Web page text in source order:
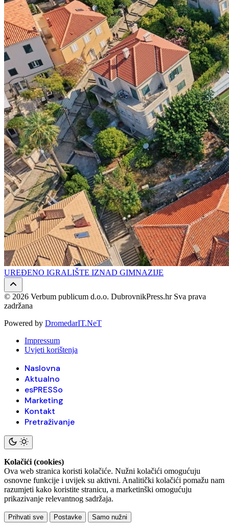
UREĐENO IGRALIŠTE IZNAD GIMNAZIJE
© 2026 Verbum publicum d.o.o. DubrovnikPress.hr Sva prava
zadržana
Powered by DromedarIT.NeT
Impressum
Uvjeti korištenja
Naslovna
Aktualno
esPRESSo
Marketing
Kontakt
Pretraživanje
Kolačići (cookies)
Ova web stranica koristi kolačiće. Nužni kolačići omogućuju
osnovne funkcije i uvijek su aktivni. Analitički kolačići pomažu nam
razumjeti kako koristite stranicu, a marketinški omogućuju
prikazivanje relevantnog sadržaja.
Prihvati sve Postavke Samo nužni